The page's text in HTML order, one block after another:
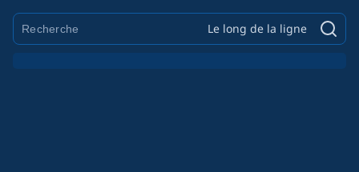
Le long de la ligne